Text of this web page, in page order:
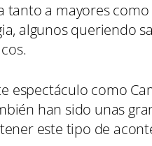
a mayores
algunos queriendo
espectáculo como
han sido unas
este tipo de